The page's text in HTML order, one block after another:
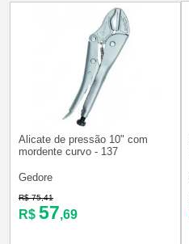
Alicate de pressão 10" com
mordente curvo - 137
Gedore
R$ 75,41
R$ 57,69